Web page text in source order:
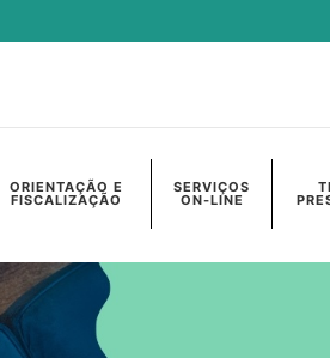
ORIENTAÇÃO E
FISCALIZAÇÃO
SERVIÇOS
ON-LINE